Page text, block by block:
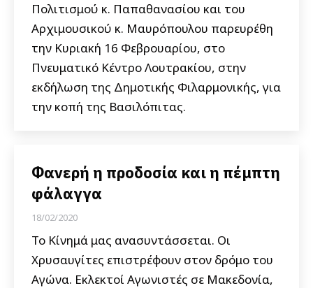
Πολιτισμού κ. Παπαθανασίου και του
Αρχιμουσικού κ. Μαυρόπουλου παρευρέθη
την Κυριακή 16 Φεβρουαρίου, στο
Πνευματικό Κέντρο Λουτρακίου, στην
εκδήλωση της Δημοτικής Φιλαρμονικής, για
την κοπή της Βασιλόπιτας.
Φανερή η προδοσία και η πέμπτη
φάλαγγα
18/02/2020
Το Κίνημά μας ανασυντάσσεται. Οι
Χρυσαυγίτες επιστρέφουν στον δρόμο του
Αγώνα. Εκλεκτοί Αγωνιστές σε Μακεδονία,